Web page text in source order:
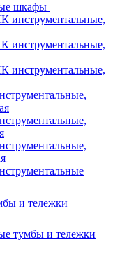
шкафы
и тележки
тумбы и тележки